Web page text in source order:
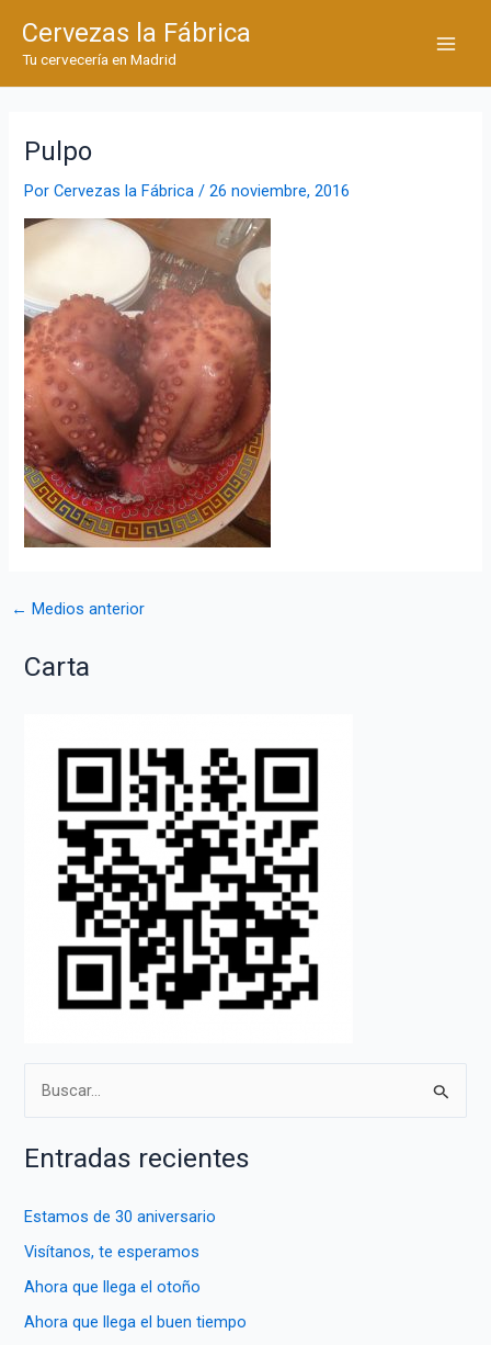
contenido
Cervezas la Fábrica
Tu cervecería en Madrid
Pulpo
PorCervezas la Fábrica/26 noviembre, 2016
Navegación
entradas
← Medios anterior
Carta
c
r
Entradas recientes
Estamos de 30 aniversario
Visítanos, te esperamos
Ahora que llega el otoño
Ahora que llega el buen tiempo